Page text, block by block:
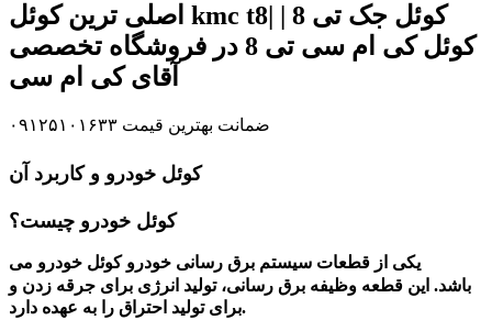
اصلی ترین کوئل kmc t8| کوئل جک تی 8 |
کوئل کی ام سی تی 8 در فروشگاه تخصصی
آقای کی ام سی
ضمانت بهترین قیمت ۰۹۱۲۵۱۰۱۶۳۳
کوئل خودرو و کاربرد آن
کوئل خودرو چیست؟
یکی از قطعات سیستم برق رسانی خودرو کوئل خودرو می
باشد. این قطعه وظیفه برق رسانی، تولید انرژی برای جرقه زدن و
برای تولید احتراق را به عهده دارد.